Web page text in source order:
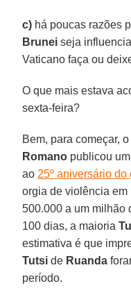
c) há poucas razões
Brunei seja
Vaticano faça ou
O que mais estava
sexta-feira?
Bem, para começar,
Romano publicou
ao 25º aniversário
orgia de violência
500.000 a um milhão
100 dias, a maioria
estimativa é que
Tutsi de Ruanda
período.